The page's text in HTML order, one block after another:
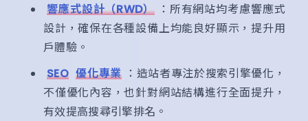
響應式設計（RWD） ：所有網站均考慮響應式
設計，確保在各種設備上均能良好顯示，提升用
戶體驗。
SEO 優化專業 ：造站者專注於搜索引擎優化，
不僅優化內容，也針對網站結構進行全面提升，
有效提高搜尋引擎排名。